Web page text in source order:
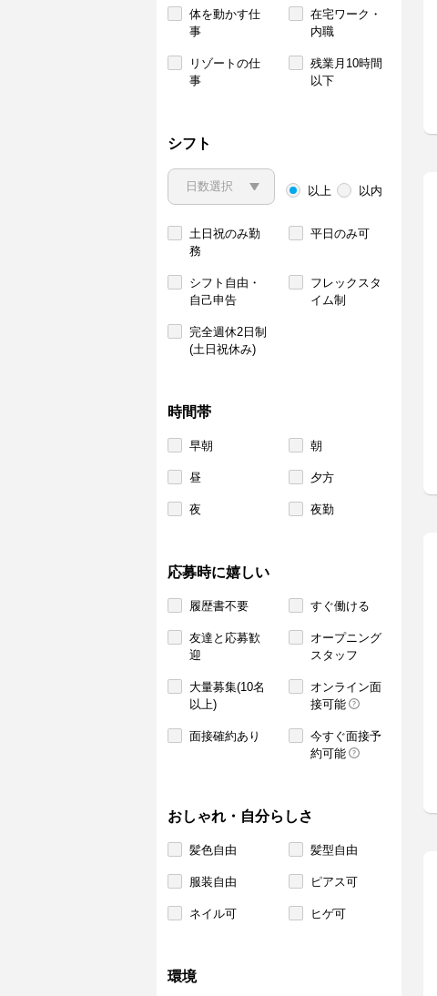
体を動かす仕
事
在宅ワーク・
内職
リゾートの仕
事
残業月10時間
以下
シフト
以上 以内
土日祝のみ勤
務
平日のみ可
シフト自由・
自己申告
フレックスタ
イム制
完全週休2日制
(土日祝休み)
時間帯
早朝 朝
昼 夕方
夜 夜勤
応募時に嬉しい
履歴書不要 すぐ働ける
友達と応募歓
迎
オープニング
スタッフ
大量募集(10名
以上)
オンライン面
接可能
面接確約あり
今すぐ面接予
約可能
おしゃれ・自分らしさ
髪色自由 髪型自由
服装自由 ピアス可
ネイル可 ヒゲ可
環境